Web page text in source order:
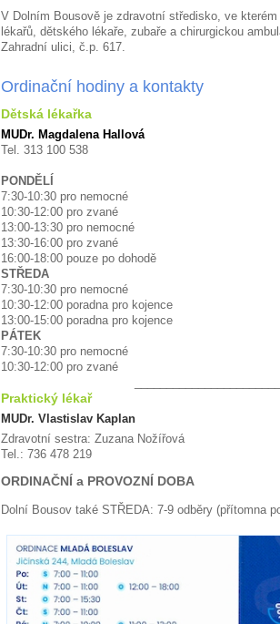
V Dolním Bousově je zdravotní středisko, ve
lékařů, dětského lékaře, zubaře a chirurgickou
Zahradní ulici, č.p. 617.
Ordinační hodiny a kontakty
Dětská lékařka
MUDr. Magdalena Hallová
Tel. 313 100 538
PONDĚLÍ
7:30-10:30 pro nemocné
10:30-12:00 pro zvané
13:00-13:30 pro nemocné
13:30-16:00 pro zvané
16:00-18:00 pouze po dohodě
STŘEDA
7:30-10:30 pro nemocné
10:30-12:00 poradna pro kojence
13:00-15:00 poradna pro kojence
PÁTEK
7:30-10:30 pro nemocné
10:30-12:00 pro zvané
Praktický lékař
MUDr. Vlastislav Kaplan
Zdravotní sestra: Zuzana Nožířová
Tel.: 736 478 219
ORDINAČNÍ a PROVOZNÍ DOBA
Dolní Bousov také STŘEDA: 7-9 odběry (přítomna